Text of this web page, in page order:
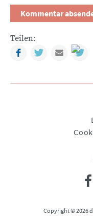
Teilen:
FacebookTwitterMail
Copyright © 2026